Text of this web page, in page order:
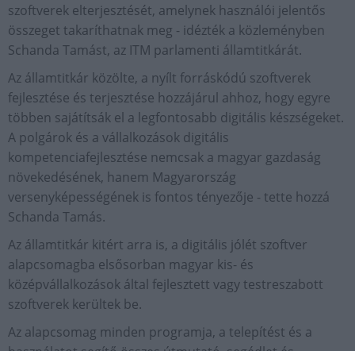
szoftverek elterjesztését, amelynek használói jelentős
összeget takaríthatnak meg - idézték a közleményben
Schanda Tamást, az ITM parlamenti államtitkárát.
Az államtitkár közölte, a nyílt forráskódú szoftverek
fejlesztése és terjesztése hozzájárul ahhoz, hogy egyre
többen sajátítsák el a legfontosabb digitális készségeket.
A polgárok és a vállalkozások digitális
kompetenciafejlesztése nemcsak a magyar gazdaság
növekedésének, hanem Magyarország
versenyképességének is fontos tényezője - tette hozzá
Schanda Tamás.
Az államtitkár kitért arra is, a digitális jólét szoftver
alapcsomagba elsősorban magyar kis- és
középvállalkozások által fejlesztett vagy testreszabott
szoftverek kerültek be.
Az alapcsomag minden programja, a telepítést és a